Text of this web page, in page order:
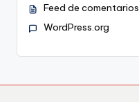
Feed de comentarios
WordPress.org